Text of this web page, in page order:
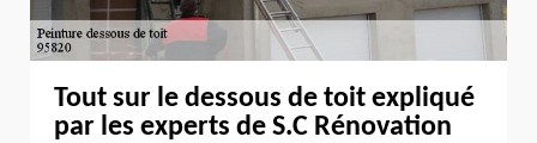
Tout sur le dessous de toit expliqué
par les experts de S.C Rénovation